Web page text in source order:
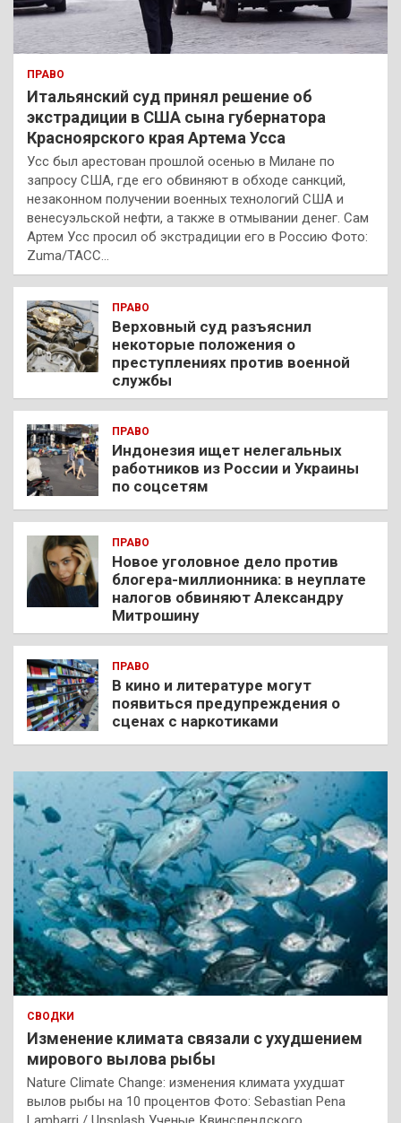
ПРАВО
Итальянский суд принял решение об
экстрадиции в США сына губернатора
Красноярского края Артема Усса
Усс был арестован прошлой осенью в Милане по
запросу США, где его обвиняют в обходе санкций,
незаконном получении военных технологий США и
венесуэльской нефти, а также в отмывании денег. Сам
Артем Усс просил об экстрадиции его в Россию Фото:
Zuma/ТАСС…
ПРАВО
Верховный суд разъяснил
некоторые положения о
преступлениях против военной
службы
ПРАВО
Индонезия ищет нелегальных
работников из России и Украины
по соцсетям
ПРАВО
Новое уголовное дело против
блогера-миллионника: в неуплате
налогов обвиняют Александру
Митрошину
ПРАВО
В кино и литературе могут
появиться предупреждения о
сценах с наркотиками
СВОДКИ
Изменение климата связали с ухудшением
мирового вылова рыбы
Nature Climate Change: изменения климата ухудшат
вылов рыбы на 10 процентов Фото: Sebastian Pena